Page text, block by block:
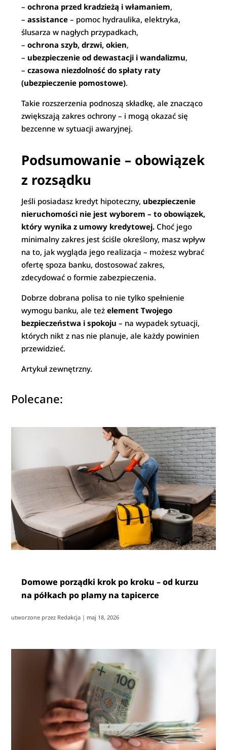
–ochrona przed kradzieżą i włamaniem,
–assistance – pomoc hydraulika, elektryka,
ślusarza w nagłych przypadkach,
–ochrona szyb, drzwi, okien,
– ubezpieczenie od dewastacji i wandalizmu,
–czasowa niezdolność do spłaty raty
(ubezpieczenie pomostowe).
Takie rozszerzenia podnoszą składkę, ale znacząco
zwiększają zakres ochrony – i mogą okazać się
bezcenne w sytuacji awaryjnej.
Podsumowanie – obowiązek
z rozsądku
Jeśli posiadasz kredyt hipoteczny, ubezpieczenie
nieruchomości nie jest wyborem – to obowiązek,
który wynika z umowy kredytowej. Choć jego
minimalny zakres jest ściśle określony, masz wpływ
na to, jak wygląda jego realizacja – możesz wybrać
ofertę spoza banku, dostosować zakres,
zdecydować o formie zabezpieczenia.
Dobrze dobrana polisa to nie tylko spełnienie
wymogu banku, ale teżelement Twojego
bezpieczeństwa i spokoju – na wypadek sytuacji,
których nikt z nas nie planuje, ale każdy powinien
przewidzieć.
Artykuł zewnętrzny.
Polecane:
Domowe porządki krok po kroku – od kurzu
na półkach po plamy na tapicerce
utworzone przez Redakcja | maj 18, 2026